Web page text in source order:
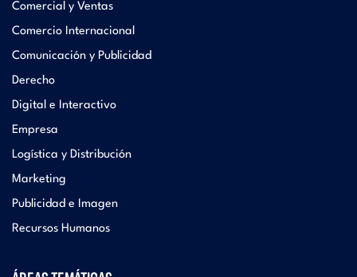
Comercial y Ventas
Comercio Internacional
Comunicación y Publicidad
Derecho
Digital e Interactivo
Empresa
Logística y Distribución
Marketing
Publicidad e Imagen
Recursos Humanos